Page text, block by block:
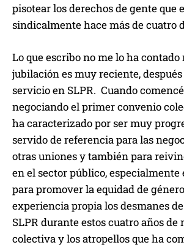
pisotear los derechos de gente que
sindicalmente hace más de cuatro
Lo que escribo no me lo ha
jubilación es muy reciente, después
servicio en SLPR. Cuando
negociando el primer convenio
ha caracterizado por ser muy
servido de referencia para las
otras uniones y también para
en el sector público, especialmente
para promover la equidad de
experiencia propia los desmanes
SLPR durante estos cuatro años de
colectiva y los atropellos que ha